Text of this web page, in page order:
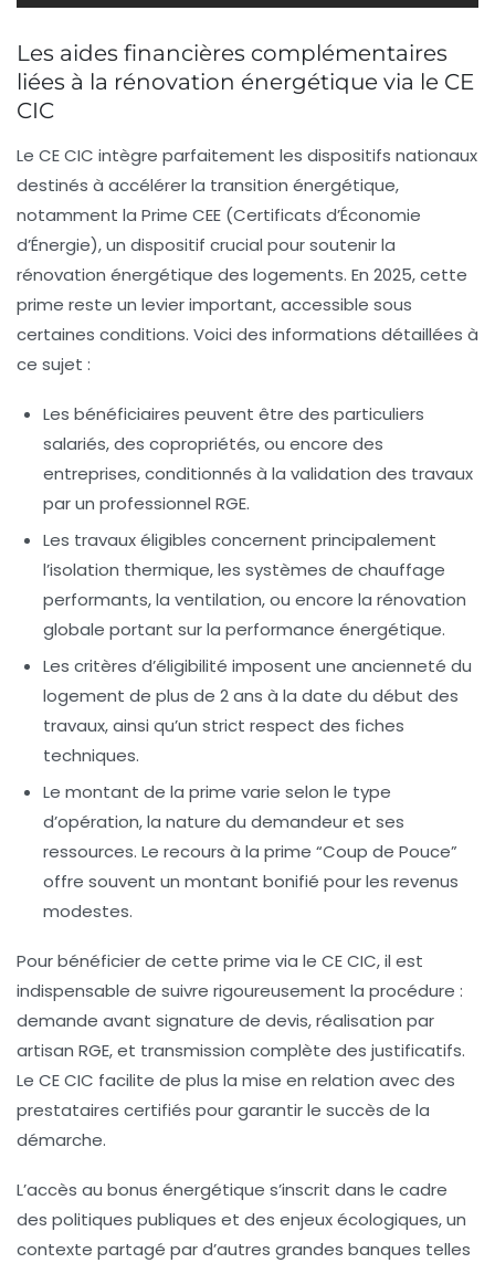
Les aides financières complémentaires
liées à la rénovation énergétique via le CE
CIC
Le CE CIC intègre parfaitement les dispositifs nationaux
destinés à accélérer la transition énergétique,
notamment la Prime CEE (Certificats d’Économie
d’Énergie), un dispositif crucial pour soutenir la
rénovation énergétique des logements. En 2025, cette
prime reste un levier important, accessible sous
certaines conditions. Voici des informations détaillées à
ce sujet :
Les bénéficiaires peuvent être des particuliers
salariés, des copropriétés, ou encore des
entreprises, conditionnés à la validation des travaux
par un professionnel RGE.
Les travaux éligibles concernent principalement
l’isolation thermique, les systèmes de chauffage
performants, la ventilation, ou encore la rénovation
globale portant sur la performance énergétique.
Les critères d’éligibilité imposent une ancienneté du
logement de plus de 2 ans à la date du début des
travaux, ainsi qu’un strict respect des fiches
techniques.
Le montant de la prime varie selon le type
d’opération, la nature du demandeur et ses
ressources. Le recours à la prime “Coup de Pouce”
offre souvent un montant bonifié pour les revenus
modestes.
Pour bénéficier de cette prime via le CE CIC, il est
indispensable de suivre rigoureusement la procédure :
demande avant signature de devis, réalisation par
artisan RGE, et transmission complète des justificatifs.
Le CE CIC facilite de plus la mise en relation avec des
prestataires certifiés pour garantir le succès de la
démarche.
L’accès au bonus énergétique s’inscrit dans le cadre
des politiques publiques et des enjeux écologiques, un
contexte partagé par d’autres grandes banques telles